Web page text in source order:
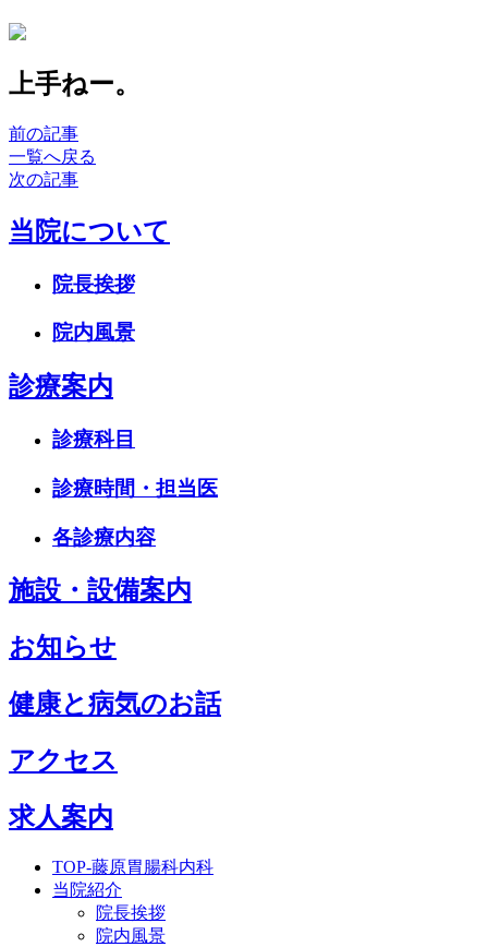
上手ねー。
前の記事
一覧へ戻る
次の記事
当院について
院長挨拶
院内風景
診療案内
診療科目
診療時間・担当医
各診療内容
施設・設備案内
お知らせ
健康と病気のお話
アクセス
求人案内
TOP-藤原胃腸科内科
当院紹介
院長挨拶
院内風景